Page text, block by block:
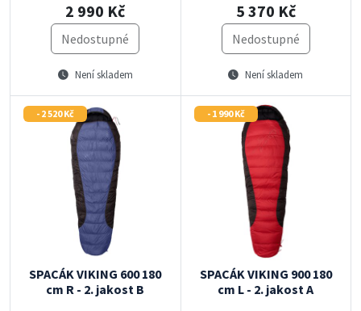
2 990 Kč
Nedostupné
Není skladem
5 370 Kč
Nedostupné
Není skladem
- 2 520 Kč
SPACÁK VIKING 600 180
cm R - 2. jakost B
- 1 990 Kč
SPACÁK VIKING 900 180
cm L - 2. jakost A